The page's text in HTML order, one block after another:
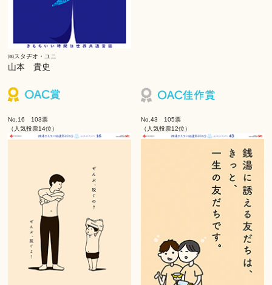
㈱スタヂオ・ユニ
山本 貴史
No.16 103票
（人気投票14位）
No.43 105票
（人気投票12位）